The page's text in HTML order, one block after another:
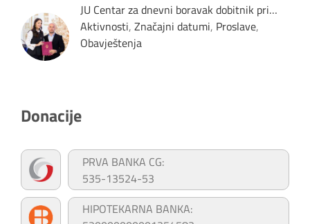
JU Centar za dnevni boravak dobitnik pri…
Aktivnosti, Značajni datumi, Proslave,
Obavještenja
Donacije
PRVA BANKA CG:
535-13524-53
HIPOTEKARNA BANKA: